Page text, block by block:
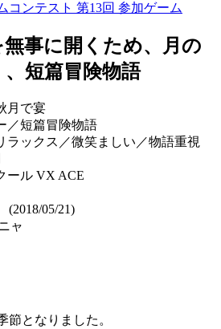
コンテスト 第13回 参加ゲーム
事に開くため、月の
短篇冒険物語
月で宴
／短篇冒険物語
ラックス／微笑ましい／物語重視
ール VX ACE
05/21)
ャ
となりました。